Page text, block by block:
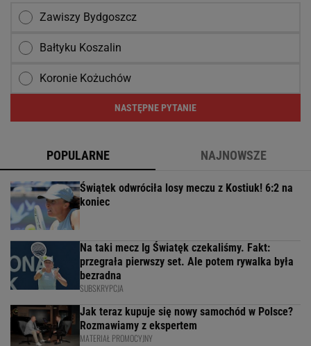
Zawiszy Bydgoszcz
Bałtyku Koszalin
Koronie Kożuchów
NASTĘPNE PYTANIE
POPULARNE NAJNOWSZE
Świątek odwróciła losy meczu z Kostiuk! 6:2 na
koniec
Na taki mecz Ig Światęk czekaliśmy. Fakt:
przegrała pierwszy set. Ale potem rywalka była
bezradna
SUBSKRYPCJA
Jak teraz kupuje się nowy samochód w Polsce?
Rozmawiamy z ekspertem
MATERIAŁ PROMOCYJNY